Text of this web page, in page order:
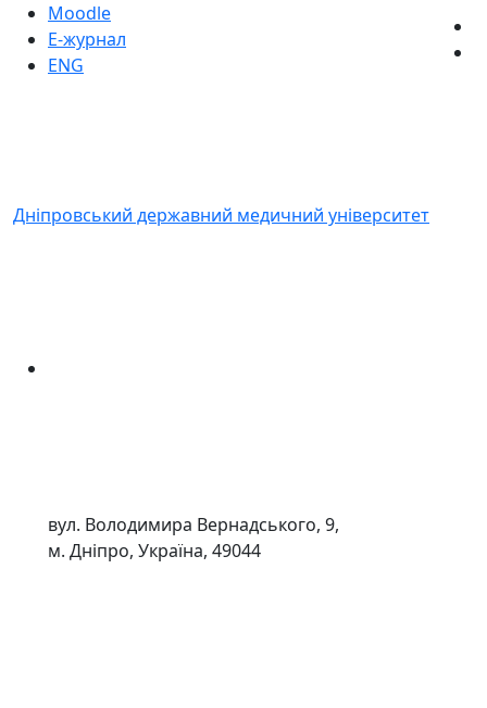
Moodle
Е-журнал
ENG
Дніпровський державний медичний університет
вул. Володимира Вернадського, 9,
м. Дніпро, Україна, 49044